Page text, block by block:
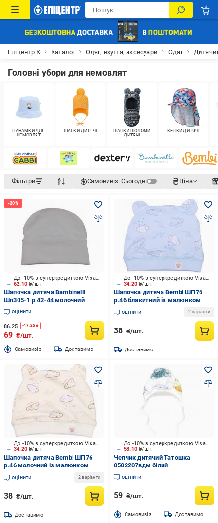
Епіцентр К Каталог Одяг, взуття, аксесуари Одяг
Головні убори для немовлят
ПАНАМКИ ДЛЯ
НЕМОВЛЯТ
ШАПКИ ДИТЯЧІ
ШАПКИ-ШОЛОМИ
ДИТЯЧІ
КЕПКИ ДИТЯЧІ
Фільтри Самовивіз: Сьогодні Ціна
62.10₴/шт.
До -10% з суперкредиткою Visa Вигода
Шапочка дитяча Bambinelli
Шп305-1 р.42-44 молочний
оцінити
86.25 -17.25 ₴
69 ₴/шт.
Cамовивіз Доставимо
34.20₴/шт.
До -10% з суперкредиткою Visa Вигода
Шапочка дитяча Bembi ШП76
р.46 блакитний із малюнком
оцінити 2 варіанти
38 ₴/шт.
Доставимо
34.20₴/шт.
До -10% з суперкредиткою Visa Вигода
Шапочка дитяча Bembi ШП76
р.46 молочний із малюнком
оцінити 2 варіанти
38 ₴/шт.
Доставимо
53.10₴/шт.
До -10% з суперкредиткою Visa Вигода
Чепчик дитячий Татошка
0502207вдм білий
оцінити
59 ₴/шт.
Cамовивіз Доставимо